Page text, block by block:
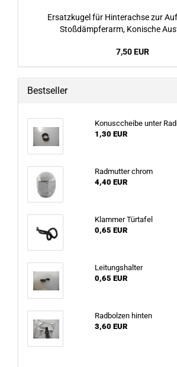
Ersatzkugel für Hinterachse zur
Stoßdämpferarm, Konische
7,50 EUR
Bestseller
Konusccheibe unter
1,30 EUR
Radmutter chrom
4,40 EUR
Klammer Türtafel
0,65 EUR
Leitungshalter
0,65 EUR
Radbolzen hinten
3,60 EUR